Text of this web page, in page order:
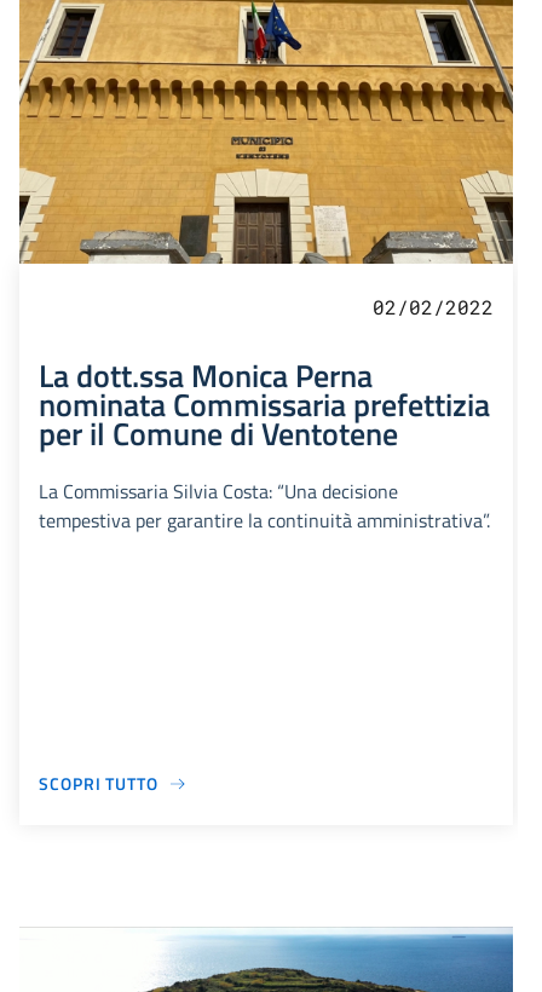
02/02/2022
La dott.ssa Monica Perna
nominata Commissaria prefettizia
per il Comune di Ventotene
La Commissaria Silvia Costa: “Una decisione
tempestiva per garantire la continuità amministrativa”.
SCOPRI TUTTO